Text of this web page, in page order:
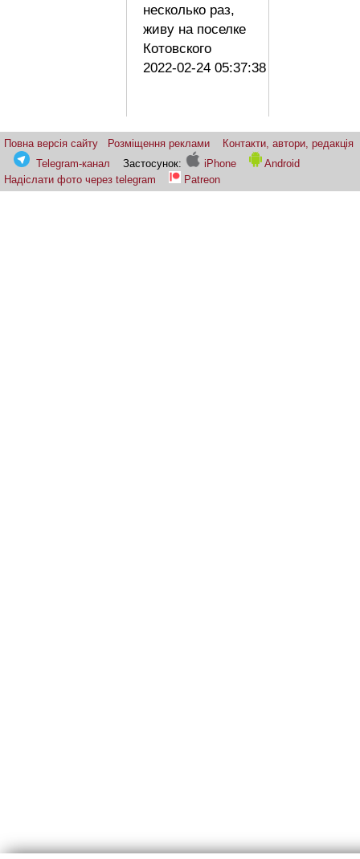
несколько раз,
живу на поселке
Котовского
2022-02-24 05:37:38
Повна версія сайту Розміщення реклами
Контакти, автори, редакція
Telegram-канал
Застосунок: iPhone
Android
Надіслати фото через telegram
Patreon